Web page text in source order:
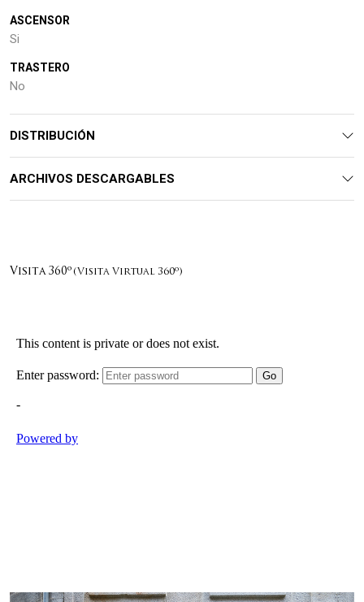
ASCENSOR
Si
TRASTERO
No
DISTRIBUCIÓN
ARCHIVOS DESCARGABLES
Visita 360º(Visita Virtual 360º)